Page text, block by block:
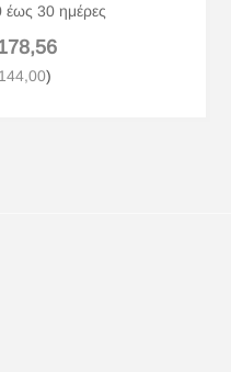
έως 30 ημέρες
144,00)